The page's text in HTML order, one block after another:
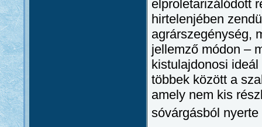
elproletarizálódott
hirtelenjében
agrárszegénység,
jellemző módon –
kistulajdonosi
többek között a
amely nem kis
sóvárgásból